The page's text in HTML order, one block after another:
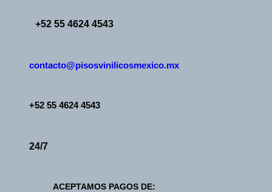
+52 55 4624 4543
contacto@pisosvinilicosmexico.mx
+52 55 4624 4543
24/7
ACEPTAMOS PAGOS DE: